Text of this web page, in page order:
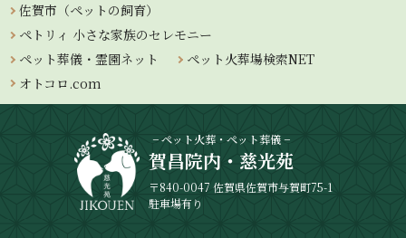
佐賀市（ペットの飼育）
ペトリィ 小さな家族のセレモニー
ペット葬儀・霊園ネット
ペット火葬場検索NET
オトコロ.com
− ペット火葬・ペット葬儀 −
賀昌院内・慈光苑
〒840-0047 佐賀県佐賀市与賀町75-1
駐車場有り